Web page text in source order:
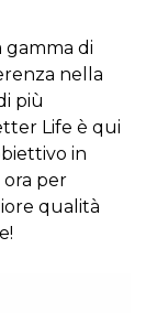
gamma di
nella
più
Life è qui
in
ora per
qualità